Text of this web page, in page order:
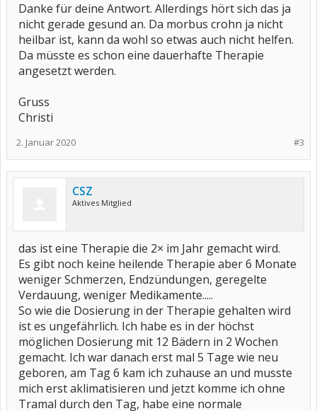
Danke für deine Antwort. Allerdings hört sich das ja
nicht gerade gesund an. Da morbus crohn ja nicht
heilbar ist, kann da wohl so etwas auch nicht helfen.
Da müsste es schon eine dauerhafte Therapie
angesetzt werden.
Gruss
Christi
#3
2. Januar 2020
CSZ
Aktives Mitglied
das ist eine Therapie die 2× im Jahr gemacht wird.
Es gibt noch keine heilende Therapie aber 6 Monate
weniger Schmerzen, Endzündungen, geregelte
Verdauung, weniger Medikamente.....
So wie die Dosierung in der Therapie gehalten wird
ist es ungefährlich. Ich habe es in der höchst
möglichen Dosierung mit 12 Bädern in 2 Wochen
gemacht. Ich war danach erst mal 5 Tage wie neu
geboren, am Tag 6 kam ich zuhause an und musste
mich erst aklimatisieren und jetzt komme ich ohne
Tramal durch den Tag, habe eine normale